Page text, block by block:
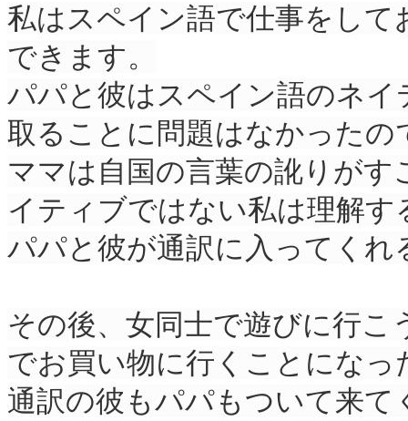
私はスペイン語で仕事をし
できます。
パパと彼はスペイン語のネ
取ることに問題はなかった
ママは自国の言葉の訛りが
イティブではない私は理解す
パパと彼が通訳に入ってく
その後、女同士で遊びに行
でお買い物に行くことになっ
通訳の彼もパパもついて来て